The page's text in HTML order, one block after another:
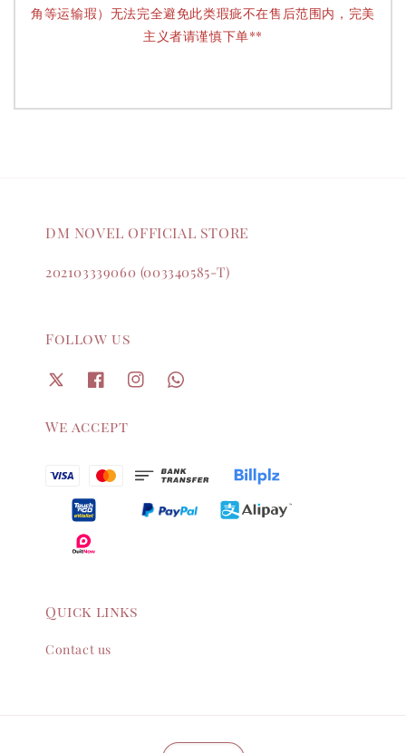
角等运输瑕）无法完全避免此类瑕疵不在售后范围内，完美
主义者请谨慎下单**
DM NOVEL OFFICIAL STORE
202103339060 (003340585-T)
Follow us
We accept
Quick links
Contact us